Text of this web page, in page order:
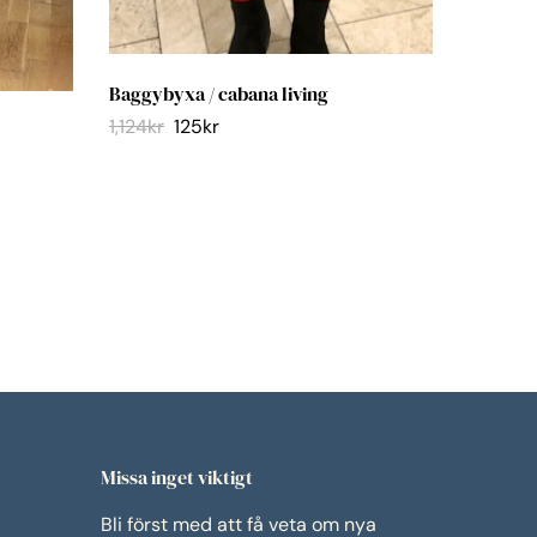
Baggybyxa / cabana living
1,124kr 125kr
Missa inget viktigt
Bli först med att få veta om nya